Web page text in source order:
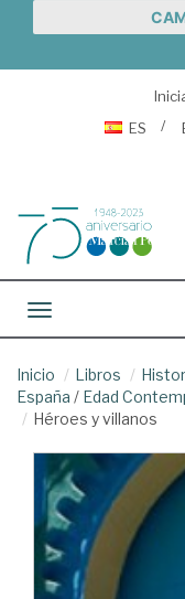
ES
Toggle navigation
Inicio Libros
España / Edad
Héroes y villanos